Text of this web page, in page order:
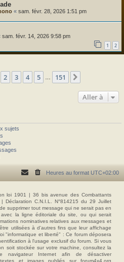
« sam. févr. 28, 2026 1:51 pm
sam. févr. 14, 2026 9:58 pm
1 2
1sur151
2 3 4 5 151
Aller à
sujets
Heures au format UTC+02:00
loi 1901 | 36 bis avenue des Combattants
| Déclaration C.N.I.L. N°814215 du 29 Juillet
supprimer tout message qui ne serait pas en
la ligne éditoriale du site, ou qui serait
nominatives relatives aux messages et
utilisées à d'autres fins que leur affichage
"informatique et liberté" : Ce forum déposera
à l'usage exclusif du forum. Si vous
soit stockée sur votre machine, consultez la
navigateur Internet afin de désactiver
et images publiés sur forum4x4.org